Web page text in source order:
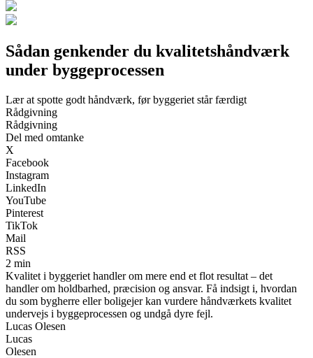
Sådan genkender du kvalitets­håndværk
under byggeprocessen
Lær at spotte godt håndværk, før byggeriet står færdigt
Rådgivning
Rådgivning
Del med omtanke
X
Facebook
Instagram
LinkedIn
YouTube
Pinterest
TikTok
Mail
RSS
2 min
Kvalitet i byggeriet handler om mere end et flot resultat – det
handler om holdbarhed, præcision og ansvar. Få indsigt i, hvordan
du som bygherre eller boligejer kan vurdere håndværkets kvalitet
undervejs i byggeprocessen og undgå dyre fejl.
Lucas Olesen
Lucas
Olesen